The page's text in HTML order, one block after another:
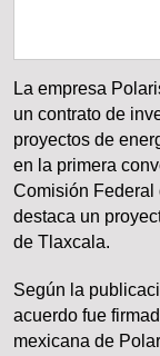
La empresa
un contrato de
proyectos de
en la primera
Comisión Federal
destaca un
de Tlaxcala.
Según la
acuerdo fue
mexicana de